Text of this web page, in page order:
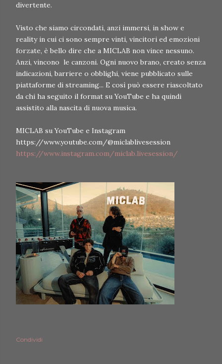
divertente.
Visto che siamo circondati, anzi immersi, in show e
reality in cui ci sono sempre vinti, vincitori ed emozioni
forzate, è bello dire che a MICLAB non vince nessuno.
Anzi, vincono le canzoni. Ogni nuovo brano, creato senza
indicazioni, barriere o obblighi, viene pubblicato sulle
piattaforme di streaming... E così può essere riascoltato
da chi ha seguito il format su YouTube e ha quindi
assistito alla nascita di nuova musica.
MICLAB su YouTube e Instagram
https://www.youtube.com/@miclablivesession
https://www.instagram.com/miclab.livesession/
Condividi